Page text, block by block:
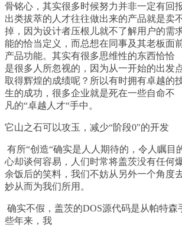
骨铭心，其实很多时候努力并非一定有回
出类拔萃的人才往往做出来的产品就是卖
掉，因为设计者压根儿就不了解用户的需
能的恰当定义，而总想在同事及其老板面
产品功能。其实有很多思维性的东西恰恰
是很多人所忽视的，因为从一开始的出发
取得辉煌的成绩呢？所以有时拥有卓越的
生的成功，很多企业就是死在一些自命不
凡的“卓越人才“手中。
它山之石可以攻玉，减少“阶段0″的开发
有所“创造“确实是人人期待的，令人瞩目
心却谈何容易，人们时常将盖茨没有任何
余饭后的笑料，我们不妨从另外一个角度
妙从而为我们所用。
确实不假，盖茨的DOS源代码是从帕特森
些年来，我